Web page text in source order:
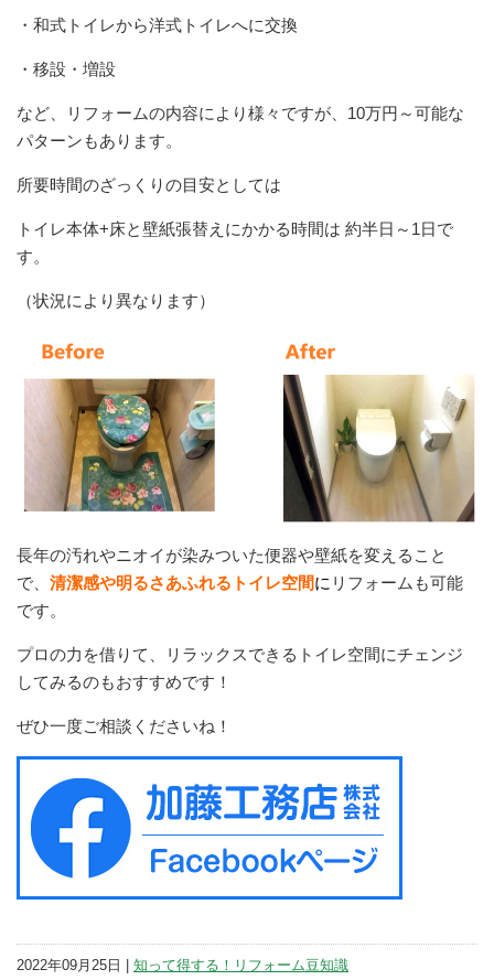
・和式トイレから洋式トイレへに交換
・移設・増設
など、リフォームの内容により様々ですが、10万円～可能な
パターンもあります。
所要時間のざっくりの目安としては
トイレ本体+床と壁紙張替えにかかる時間は 約半日～1日で
す。
（状況により異なります）
長年の汚れやニオイが染みついた便器や壁紙を変えること
で、 清潔感や明るさあふれるトイレ空間に リフォームも可能
です。
プロの力を借りて、リラックスできるトイレ空間にチェンジ
してみるのもおすすめです！
ぜひ一度ご相談くださいね！
2022年09月25日 | 知って得する！リフォーム豆知識